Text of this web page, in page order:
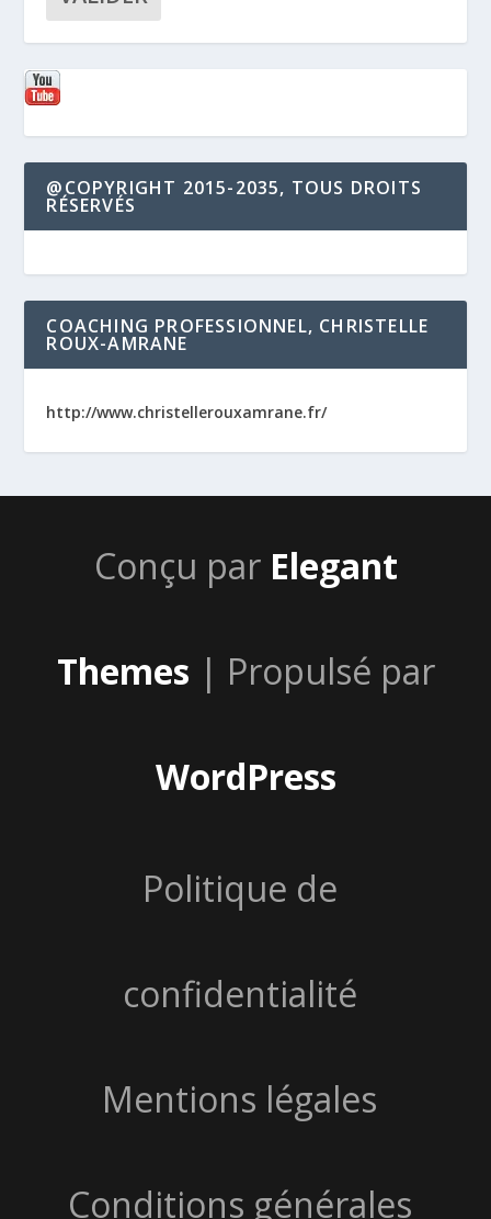
@COPYRIGHT 2015-2035, TOUS DROITS
RÉSERVÉS
COACHING PROFESSIONNEL, CHRISTELLE
ROUX-AMRANE
http://www.christellerouxamrane.fr/
Conçu par Elegant
Themes | Propulsé par
WordPress
Politique de
confidentialité
Mentions légales
Conditions générales